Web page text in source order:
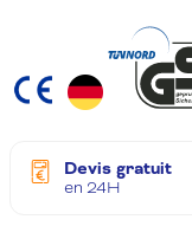
Devis gratuit
en 24H